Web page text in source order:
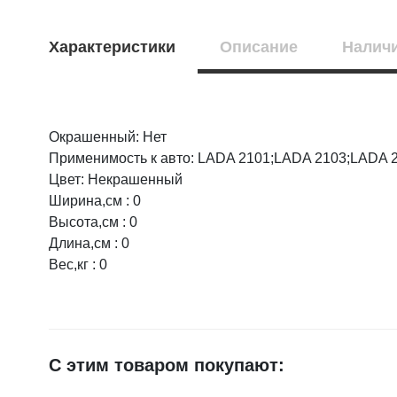
Характеристики Описание
Окрашенный: Нет
Применимость к авто: LADA 2101;LADA 2103;LADA
Цвет: Некрашенный
Ширина,см : 0
Высота,см : 0
Длина,см : 0
Вес,кг : 0
НАЛИЧИЕ СРОК
45 шт.
1 шт.
3 шт.
Оцените товар:
Ваше имя
E-mail
С этим товаром покупают: